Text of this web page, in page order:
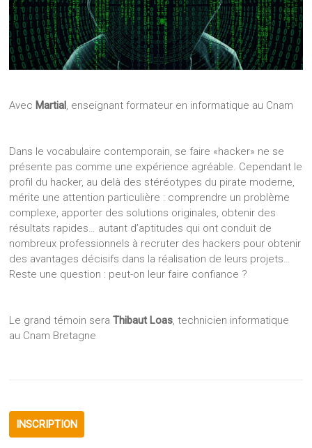
Avec Martial, enseignant formateur en informatique au Cnam
Dans le vocabulaire contemporain, se faire «hacker» ne se
présente pas comme une expérience agréable. Cependant le
profil du hacker, au delà des stéréotypes du pirate moderne,
mérite une attention particulière : comprendre un problème
complexe, apporter des solutions originales, obtenir des
résultats rapides… autant d’aptitudes qui ont conduit de
nombreux professionnels à recruter des hackers pour obtenir
des avantages décisifs dans la réalisation de leurs projets…
Reste une question : peut-on leur faire confiance ?
Le grand témoin seraThibaut Loas, technicien informatique
au Cnam Bretagne
INSCRIPTION